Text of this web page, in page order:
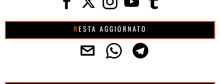
RESTA AGGIORNATO